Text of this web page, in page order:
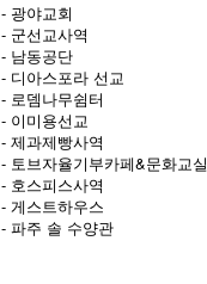
- 광야교회
- 군선교사역
- 남동공단
- 디아스포라 선교
- 로뎀나무쉼터
- 이미용선교
- 제과제빵사역
- 토브자율기부카페&문화교실
- 호스피스사역
- 게스트하우스
- 파주 솔 수양관